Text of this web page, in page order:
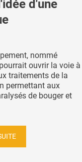
d'une
nommé
ouvrir la voie à
traitements de la
permettant aux
de bouger et